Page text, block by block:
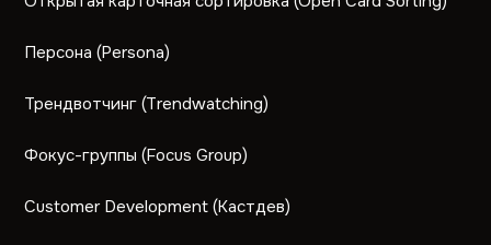
Персона (Persona)
Трендвотчинг (Trendwatching)
Фокус-группы (Focus Group)
Customer Development (Кастдев)